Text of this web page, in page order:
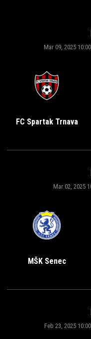
Mar 09, 2025
FC Spartak Trnava
Mar 02, 2025
MŠK Senec
Feb 23, 2025